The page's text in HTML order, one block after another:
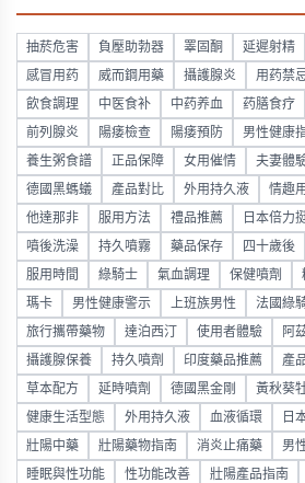
抽菸危害 負壓助勃器 睪固酮 延遲射精
感冒用药 威而鋼用藥 攝護腺炎 用药禁
飲食調理 中医食补 中药养血 药膳食疗
前列腺炎 陽痿檢查 陽痿預防 男性健康
養生粥食譜 正品保障 女用催情 夫妻體
德國黑螞蟻 產品對比 外用持久液 情趣
他達那非 服用方法 禮品推薦 日本倍力
噴後洗澡 持久噴霧 藥品保存 四十歲後
服用時間 綠騎士 氣血調理 保健噴劑
瑪卡 男性健康警示 上班族男性 法國綠
旅行攜帶藥物 達泊西汀 使用者體驗 阿
攝護腺保養 持久噴劑 印度藥品推薦 產
草本配方 延時噴劑 德國黑金剛 黃秋葵
健康生活型態 外用持久液 血液循環 日
壯陽中藥 壯陽藥物指南 消炎止痛藥 男
睡眠與性功能 性功能改善 壯陽產品指南